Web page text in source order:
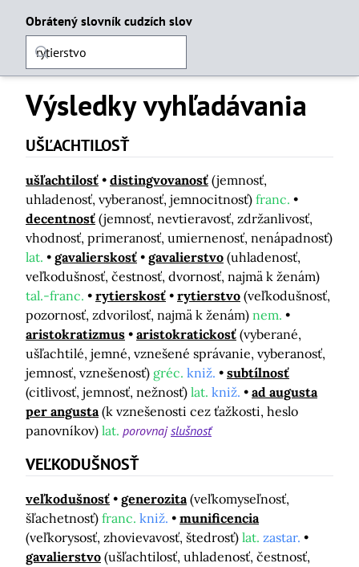
Obrátený slovník cudzích slov
Výsledky vyhľadávania
UŠĽACHTILOSŤ
ušľachtilosť distingvovanosť (jemnosť,
uhladenosť, vyberanosť, jemnocitnosť) franc.
decentnosť (jemnosť, nevtieravosť, zdržanlivosť,
vhodnosť, primeranosť, umiernenosť, nenápadnosť)
lat.
gavalierskosť gavalierstvo (uhladenosť,
veľkodušnosť, čestnosť, dvornosť, najmä k ženám)
tal.-franc.
rytierskosť rytierstvo (veľkodušnosť,
pozornosť, zdvorilosť, najmä k ženám) nem.
aristokratizmus
aristokratickosť (vyberané,
ušľachtilé, jemné, vznešené správanie, vyberanosť,
jemnosť, vznešenosť) gréc. kniž.
subtílnosť
(citlivosť, jemnosť, nežnosť) lat. kniž.
ad augusta
per angusta (k vznešenosti cez ťažkosti, heslo
panovníkov) lat. porovnajslušnosť
VEĽKODUŠNOSŤ
veľkodušnosť generozita (veľkomyseľnosť,
šľachetnosť) franc. kniž.
munificencia
(veľkorysosť, zhovievavosť, štedrosť) lat. zastar.
gavalierstvo (ušľachtilosť, uhladenosť, čestnosť,